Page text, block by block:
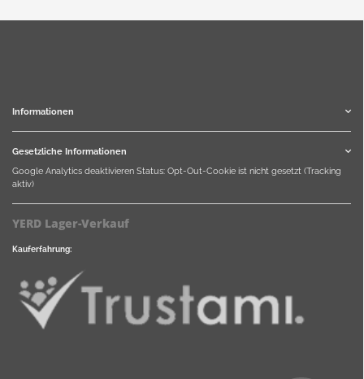
Informationen
Gesetzliche Informationen
Google Analytics deaktivieren Status: Opt-Out-Cookie ist nicht gesetzt (Tracking
aktiv)
YERD Lager-Verkauf
Kauferfahrung: